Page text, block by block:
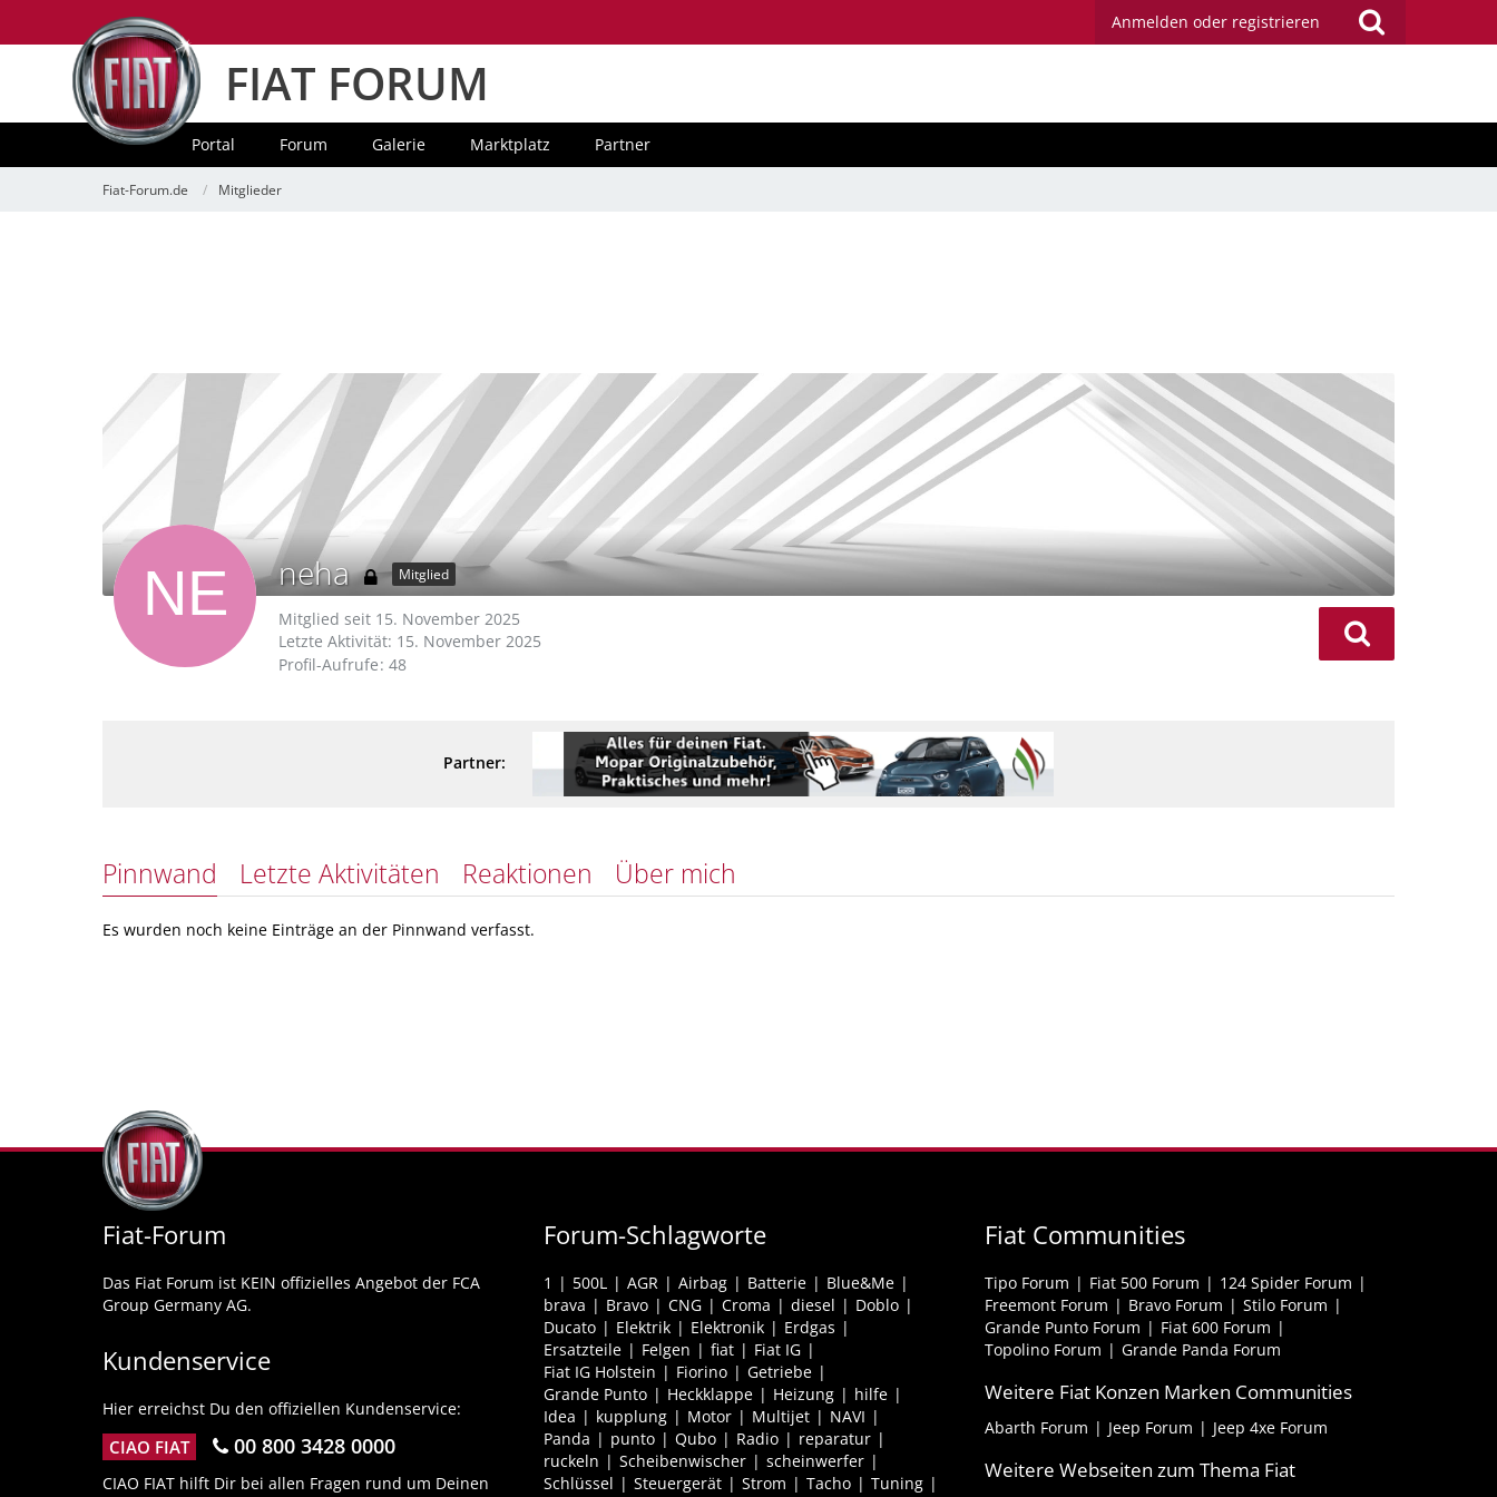
Anmelden oder registrieren
FIAT FORUM
Portal Forum Galerie Marktplatz Partner
Fiat-Forum.de Mitglieder
neha Mitglied
Mitglied seit 15. November 2025
Letzte Aktivität: 15. November 2025
Profil-Aufrufe 48
Partner:
Pinnwand Letzte Aktivitäten Reaktionen Über mich
Es wurden noch keine Einträge an der Pinnwand verfasst.
Fiat-Forum
Das Fiat Forum ist KEIN offizielles Angebot der FCA
Group Germany AG.
Kundenservice
Hier erreichst Du den offiziellen Kundenservice:
CIAO FIAT 00 800 3428 0000
CIAO FIAT hilft Dir bei allen Fragen rund um Deinen
Forum-Schlagworte
1 500L AGR Airbag Batterie
Blue&Me
brava
Bravo CNG Croma diesel
Doblo
Ducato
Elektrik Elektronik
Erdgas
Ersatzteile
Felgen fiat
Fiat IG
Fiat IG Holstein
Fiorino
Getriebe
Grande Punto
Heckklappe Heizung
hilfe
Idea
kupplung Motor Multijet
NAVI
Panda
punto Qubo Radio
reparatur
ruckeln
Scheibenwischer
scheinwerfer
Schlüssel
Steuergerät Strom Tacho
Tuning
Fiat Communities
Tipo Forum Fiat 500 Forum
124 Spider Forum
Freemont Forum
Bravo Forum
Stilo Forum
Grande Punto Forum
Fiat 600 Forum
Topolino Forum
Grande Panda Forum
Weitere Fiat Konzen Marken Communities
Abarth Forum Jeep Forum Jeep 4xe Forum
Weitere Webseiten zum Thema Fiat